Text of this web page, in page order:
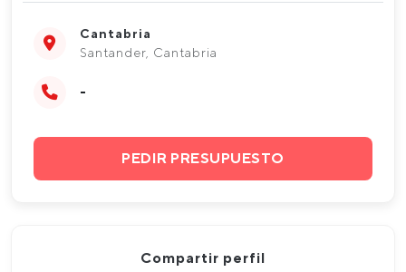
Cantabria
Santander, Cantabria
-
PEDIR PRESUPUESTO
Compartir perfil